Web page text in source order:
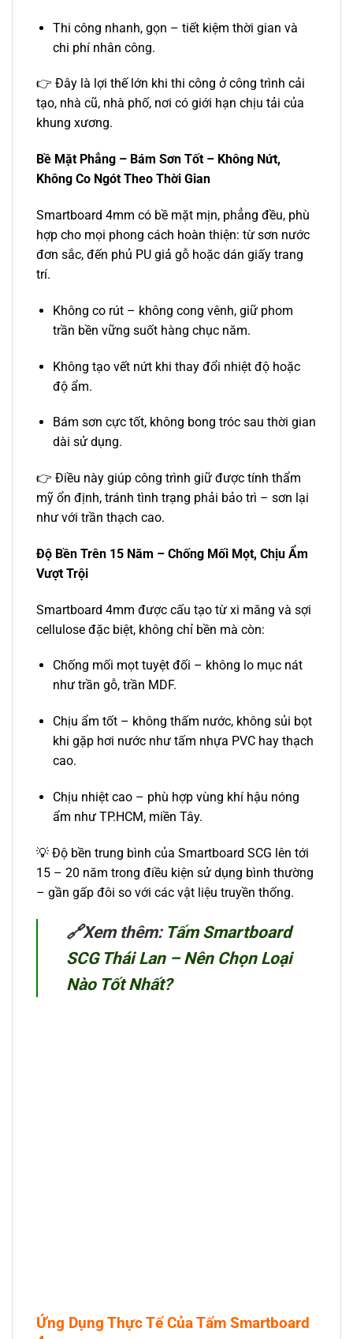
Thi công nhanh, gọn – tiết kiệm thời gian và
chi phí nhân công.
👉 Đây là lợi thế lớn khi thi công ở công trình cải
tạo, nhà cũ, nhà phố, nơi có giới hạn chịu tải của
khung xương.
Bề Mặt Phẳng – Bám Sơn Tốt – Không Nứt,
Không Co Ngót Theo Thời Gian
Smartboard 4mm có bề mặt mịn, phẳng đều, phù
hợp cho mọi phong cách hoàn thiện: từ sơn nước
đơn sắc, đến phủ PU giả gỗ hoặc dán giấy trang
trí.
Không co rút – không cong vênh, giữ phom
trần bền vững suốt hàng chục năm.
Không tạo vết nứt khi thay đổi nhiệt độ hoặc
độ ẩm.
Bám sơn cực tốt, không bong tróc sau thời gian
dài sử dụng.
👉 Điều này giúp công trình giữ được tính thẩm
mỹ ổn định, tránh tình trạng phải bảo trì – sơn lại
như với trần thạch cao.
Độ Bền Trên 15 Năm – Chống Mối Mọt, Chịu Ẩm
Vượt Trội
Smartboard 4mm được cấu tạo từ xi măng và sợi
cellulose đặc biệt, không chỉ bền mà còn:
Chống mối mọt tuyệt đối – không lo mục nát
như trần gỗ, trần MDF.
Chịu ẩm tốt – không thấm nước, không sủi bọt
khi gặp hơi nước như tấm nhựa PVC hay thạch
cao.
Chịu nhiệt cao – phù hợp vùng khí hậu nóng
ẩm như TP.HCM, miền Tây.
💡 Độ bền trung bình của Smartboard SCG lên tới
15 – 20 năm trong điều kiện sử dụng bình thường
– gần gấp đôi so với các vật liệu truyền thống.
🔗Xem thêm: Tấm Smartboard
SCG Thái Lan – Nên Chọn Loại
Nào Tốt Nhất?
Ứng Dụng Thực Tế Của Tấm Smartboard